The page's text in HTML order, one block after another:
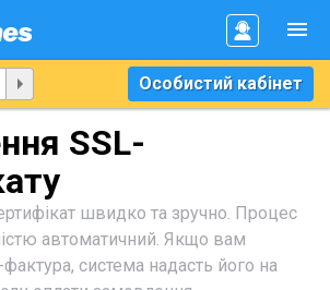
Особистий кабінет
SSL-
швидко та зручно. Процес
автоматичний. Якщо вам
система надасть його на